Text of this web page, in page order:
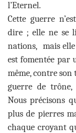
l’Eternel.
Cette guerre
dire ; elle ne se
nations, mais
est fomentée par
même, contre son
guerre de trône,
Nous précisons
plus de pierres
chaque croyant